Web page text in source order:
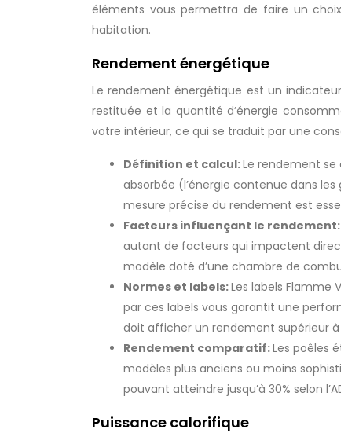
éléments vous permettra de faire un
habitation.
Rendement énergétique
Le rendement énergétique est un
restituée et la quantité d’énergie
votre intérieur, ce qui se traduit par une
Définition et calcul:Le rendement
absorbée (l’énergie contenue dans
mesure précise du rendement est
Facteurs influençant le rendement:
autant de facteurs qui impactent
modèle doté d’une chambre de
Normes et labels:Les labels Flamme
par ces labels vous garantit une
doit afficher un rendement supérieur à
Rendement comparatif:Les poêles
modèles plus anciens ou moins
pouvant atteindre jusqu’à 30% selon
Puissance calorifique